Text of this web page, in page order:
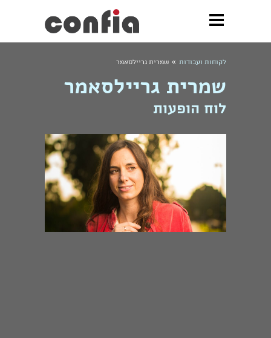
לקוחות ועבודות » שמרית גריילסאמר
שמרית גריילסאמר
לוח הופעות